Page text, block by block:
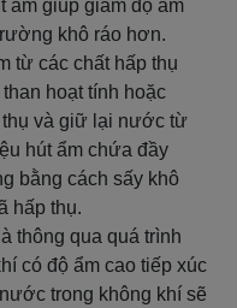
ẩm giúp giảm độ ẩm
khô ráo hơn.
từ các chất hấp thụ
hoạt tính hoặc
thụ và giữ lại nước từ
hút ẩm chứa đầy
bằng cách sấy khô
hấp thụ.
thông qua quá trình
có độ ẩm cao tiếp xúc
trong không khí sẽ